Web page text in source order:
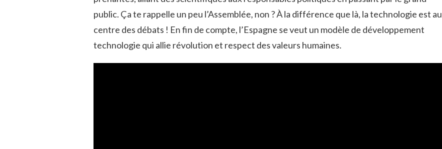
public. Ça te rappelle un peu l’Assemblée, non ? À la différence que là, la technologie est au
centre des débats ! En fin de compte, l’Espagne se veut un modèle de développement
technologie qui allie révolution et respect des valeurs humaines.